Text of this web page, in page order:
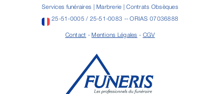
Services funéraires | Marbrerie | Contrats Obsèques
25-51-0005 / 25-51-0083 -- ORIAS 07036888
Contact -Mentions Légales - CGV